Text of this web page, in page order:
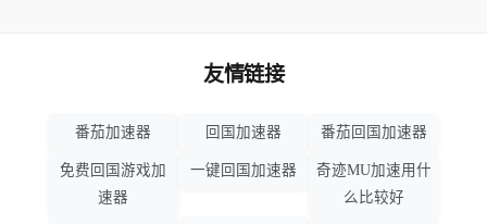
友情链接
番茄加速器 回国加速器 番茄回国加速器
免费回国游戏加
速器
一键回国加速器
奇迹MU加速用什
么比较好